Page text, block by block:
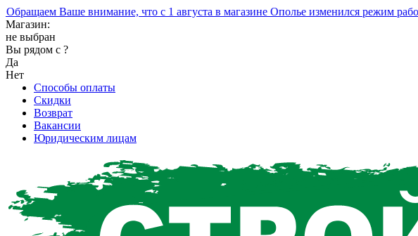
Ваше внимание, что с 1 августа в магазине Ополье изменился режим работы.
Магазин:
не выбран
Вы рядом с ?
Да
Нет
Способы оплаты
Скидки
Возврат
Вакансии
Юридическим лицам